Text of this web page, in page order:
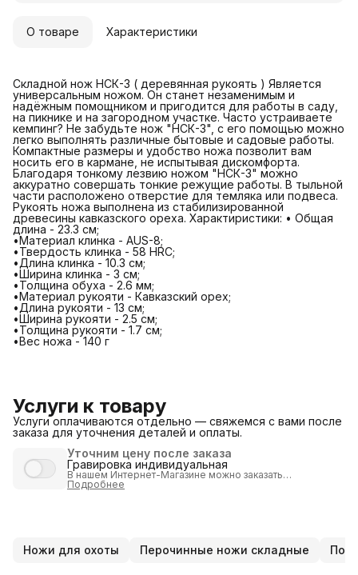
О товаре Характеристики
Складной нож НСК-3 ( деревянная рукоять ) Является
универсальным ножом. Он станет незаменимым и
надёжным помощником и пригодится для работы в саду,
на пикнике и на загородном участке. Часто устраиваете
кемпинг? Не забудьте нож "НСК-3", с его помощью можно
легко выполнять различные бытовые и садовые работы.
Компактные размеры и удобство ножа позволит вам
носить его в кармане, не испытывая дискомфорта.
Благодаря тонкому лезвию ножом "НСК-3" можно
аккуратно совершать тонкие режущие работы. В тыльной
части расположено отверстие для темляка или подвеса.
Рукоять ножа выполнена из стабилизированной
древесины кавказского ореха. Характиристики: • Общая
длина - 23.3 см;
•Материал клинка - AUS-8;
•Твердость клинка - 58 HRC;
•Длина клинка - 10.3 см;
•Ширина клинка - 3 см;
•Толщина обуха - 2.6 мм;
•Материал рукояти - Кавказский орех;
•Длина рукояти - 13 см;
•Ширина рукояти - 2.5 см;
•Толщина рукояти - 1.7 см;
•Вес ножа - 140 г
Услуги к товару
Услуги оплачиваются отдельно — свяжемся с вами после
заказа для уточнения деталей и оплаты.
Уточним цену после заказа
Гравировка индивидуальная
В нашем Интернет-Магазине можно заказать
индивидуализацию
гравировки.
После получения заказа, мы согласуем стоимость и вид
гравировки и вышлем Вам ссылку (на оплату услуги).
Подробнее
Ножи для охоты Перочинные ножи складные